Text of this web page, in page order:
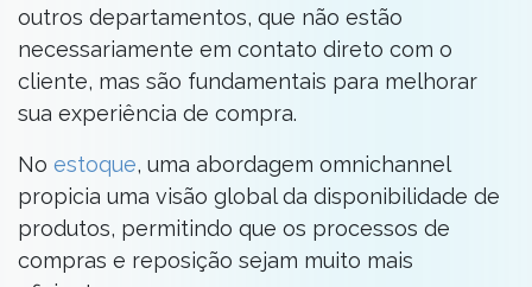
outros departamentos, que não estão
necessariamente em contato direto com o
cliente, mas são fundamentais para melhorar
sua experiência de compra.
No estoque, uma abordagem omnichannel
propicia uma visão global da disponibilidade de
produtos, permitindo que os processos de
compras e reposição sejam muito mais